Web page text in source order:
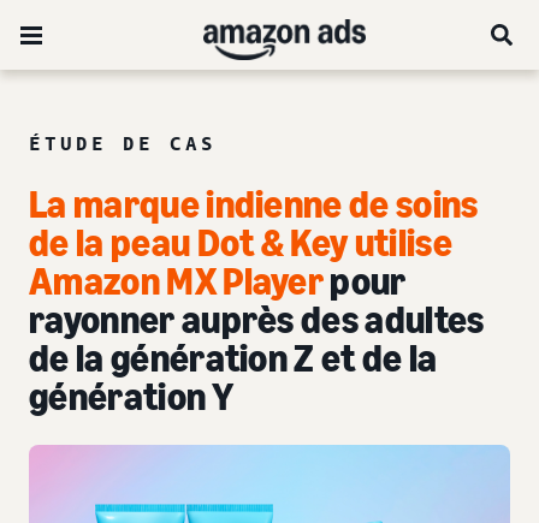
ÉTUDE DE CAS
La marque indienne de soins
de la peau Dot & Key utilise
Amazon MX Playerpour
rayonner auprès des adultes
de la génération Z et de la
génération Y